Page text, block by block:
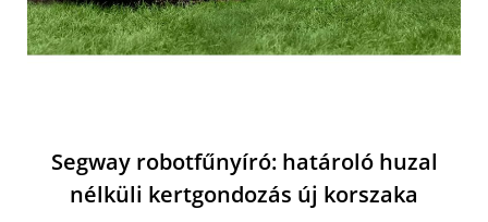
Segway robotfűnyíró: határoló huzal
nélküli kertgondozás új korszaka